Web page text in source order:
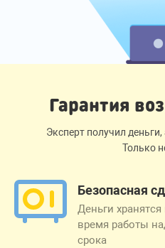
Гарантия
Эксперт получил
Только
Безопасная
Деньги
время работы
срока